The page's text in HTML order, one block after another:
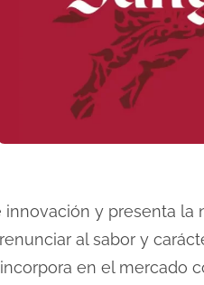
y presenta la
al sabor y
en el mercado